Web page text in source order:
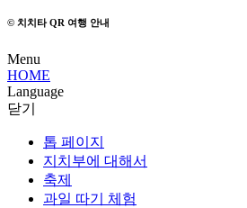
© 치치타 QR 여행 안내
Menu
HOME
Language
닫기
톱 페이지
지치부에 대해서
축제
과일 따기 체험